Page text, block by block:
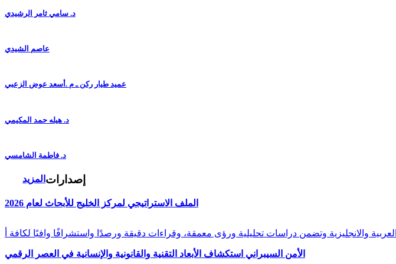
د. سامي ثامر الرشيدي
عاصم الشيدي
عميد طيار ركن ـ م .أسعد عوض الزعبي
د. هيله حمد المكيمي
د. فاطمة الشامسي
المزيد إصدارات
الملف الاستراتيجي لمركز الخليج للأبحاث لعام 2026
الأمن السيبراني استكشاف الأبعاد التقنية والقانونية والإنسانية في العصر الرقمي